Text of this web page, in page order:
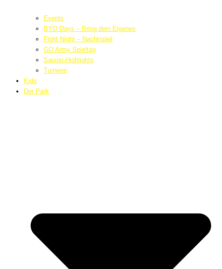
Events
BYO Days – Bring dein Eigenes
Fight Night – Nachtspiel
GO Army Spieltag
Saison-Highlights
Turniere
Kids
Der Park